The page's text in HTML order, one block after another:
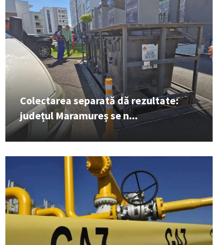
Colectarea separată dă rezultate:
județul Maramureș se n...